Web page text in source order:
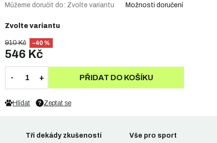
910 Kč –40 %
546 Kč
Zvolte variantu
Můžeme doručit do: Zvolte variantu Možnosti doručení
PŘIDAT DO KOŠÍKU
Zeptat se
Hlídat
Tři dekády zkušeností
Vše pro sport